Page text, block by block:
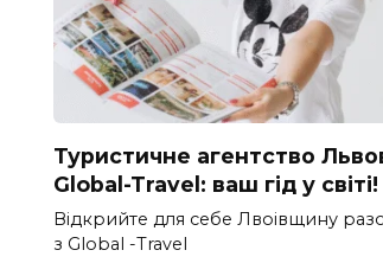
Туристичне агентство
Global-Travel: ваш гід у світі!
Відкрийте для себе Лвоівщину
з Global -Travel